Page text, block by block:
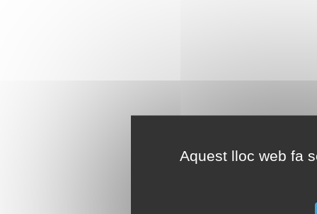
Aquest lloc web fa